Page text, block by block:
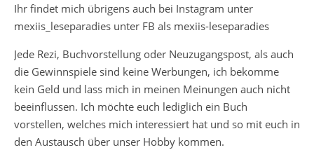
Ihr findet mich übrigens auch bei Instagram unter
mexiis_leseparadies unter FB als mexiis-leseparadies
Jede Rezi, Buchvorstellung oder Neuzugangspost, als auch
die Gewinnspiele sind keine Werbungen, ich bekomme
kein Geld und lass mich in meinen Meinungen auch nicht
beeinflussen. Ich möchte euch lediglich ein Buch
vorstellen, welches mich interessiert hat und so mit euch in
den Austausch über unser Hobby kommen.